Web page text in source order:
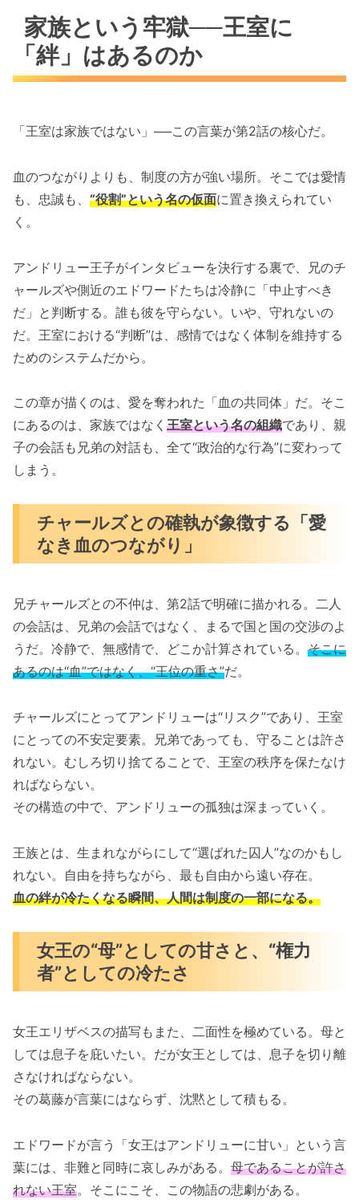
家族という牢獄──王室に
「絆」はあるのか
「王室は家族ではない」──この言葉が第2話の核心だ。
血のつながりよりも、制度の方が強い場所。そこでは愛情
も、忠誠も、 “役割”という名の仮面に置き換えられてい
く。
アンドリュー王子がインタビューを決行する裏で、兄のチ
ャールズや側近のエドワードたちは冷静に「中止すべき
だ」と判断する。誰も彼を守らない。いや、守れないの
だ。王室における“判断”は、感情ではなく体制を維持する
ためのシステムだから。
この章が描くのは、愛を奪われた「血の共同体」だ。そこ
にあるのは、家族ではなく 王室という名の組織であり、親
子の会話も兄弟の対話も、全て“政治的な行為”に変わって
しまう。
チャールズとの確執が象徴する「愛
なき血のつながり」
兄チャールズとの不仲は、第2話で明確に描かれる。二人
の会話は、兄弟の会話ではなく、まるで国と国の交渉のよ
うだ。冷静で、無感情で、どこか計算されている。 そこに
あるのは“血”ではなく、“王位の重さ”だ。
チャールズにとってアンドリューは“リスク”であり、王室
にとっての不安定要素。兄弟であっても、守ることは許さ
れない。むしろ切り捨てることで、王室の秩序を保たなけ
ればならない。
その構造の中で、アンドリューの孤独は深まっていく。
王族とは、生まれながらにして“選ばれた囚人”なのかもし
れない。自由を持ちながら、最も自由から遠い存在。
血の絆が冷たくなる瞬間、人間は制度の一部になる。
女王の“母”としての甘さと、“権力
者”としての冷たさ
女王エリザベスの描写もまた、二面性を極めている。母と
しては息子を庇いたい。だが女王としては、息子を切り離
さなければならない。
その葛藤が言葉にはならず、沈黙として積もる。
エドワードが言う「女王はアンドリューに甘い」という言
葉には、非難と同時に哀しみがある。 母であることが許さ
れない王室。そこにこそ、この物語の悲劇がある。